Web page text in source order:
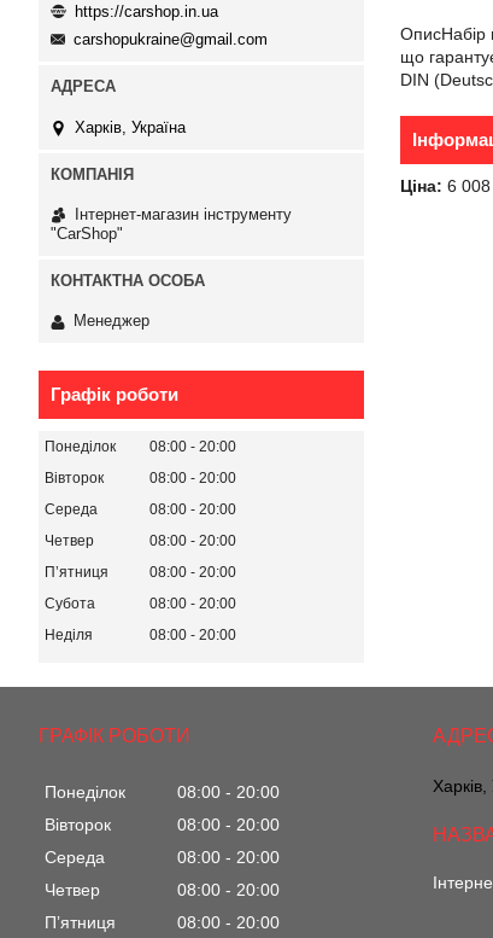
ОписНабір
що
DIN
Ціна: 6
https://carshop.in.ua
carshopukraine@gmail.com
Харків, Україна
Інтернет-магазин інструменту
"CarShop"
Менеджер
Графік роботи
Понеділок 08:00
20:00
Вівторок
08:00
20:00
Середа
08:00
20:00
Четвер
08:00
20:00
Пʼятниця
08:00
20:00
Субота
08:00
20:00
Неділя
08:00 20:00
ГРАФІК РОБОТИ
Понеділок 08:00
20:00
Вівторок
08:00
20:00
Середа
08:00
20:00
Четвер
08:00
20:00
Пʼятниця
08:00 20:00
Харків,